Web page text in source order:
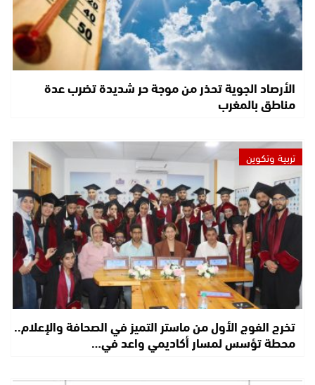
الأرصاد الجوية تحذر من موجة حر شديدة تضرب عدة
مناطق بالمغرب
تربية وتكوين
تخرج الفوج الأول من ماستر التميز في الصحافة والإعلام..
محطة تؤسس لمسار أكاديمي واعد في…